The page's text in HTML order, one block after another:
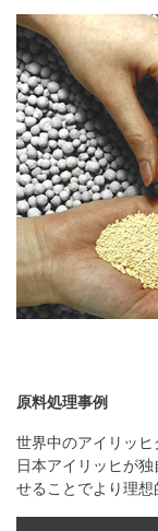
原料処理事例
世界中のアイリッヒ
日本アイリッヒが
せることでより理想